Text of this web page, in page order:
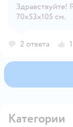
70х53х105 см.
2 ответа 1
Категории